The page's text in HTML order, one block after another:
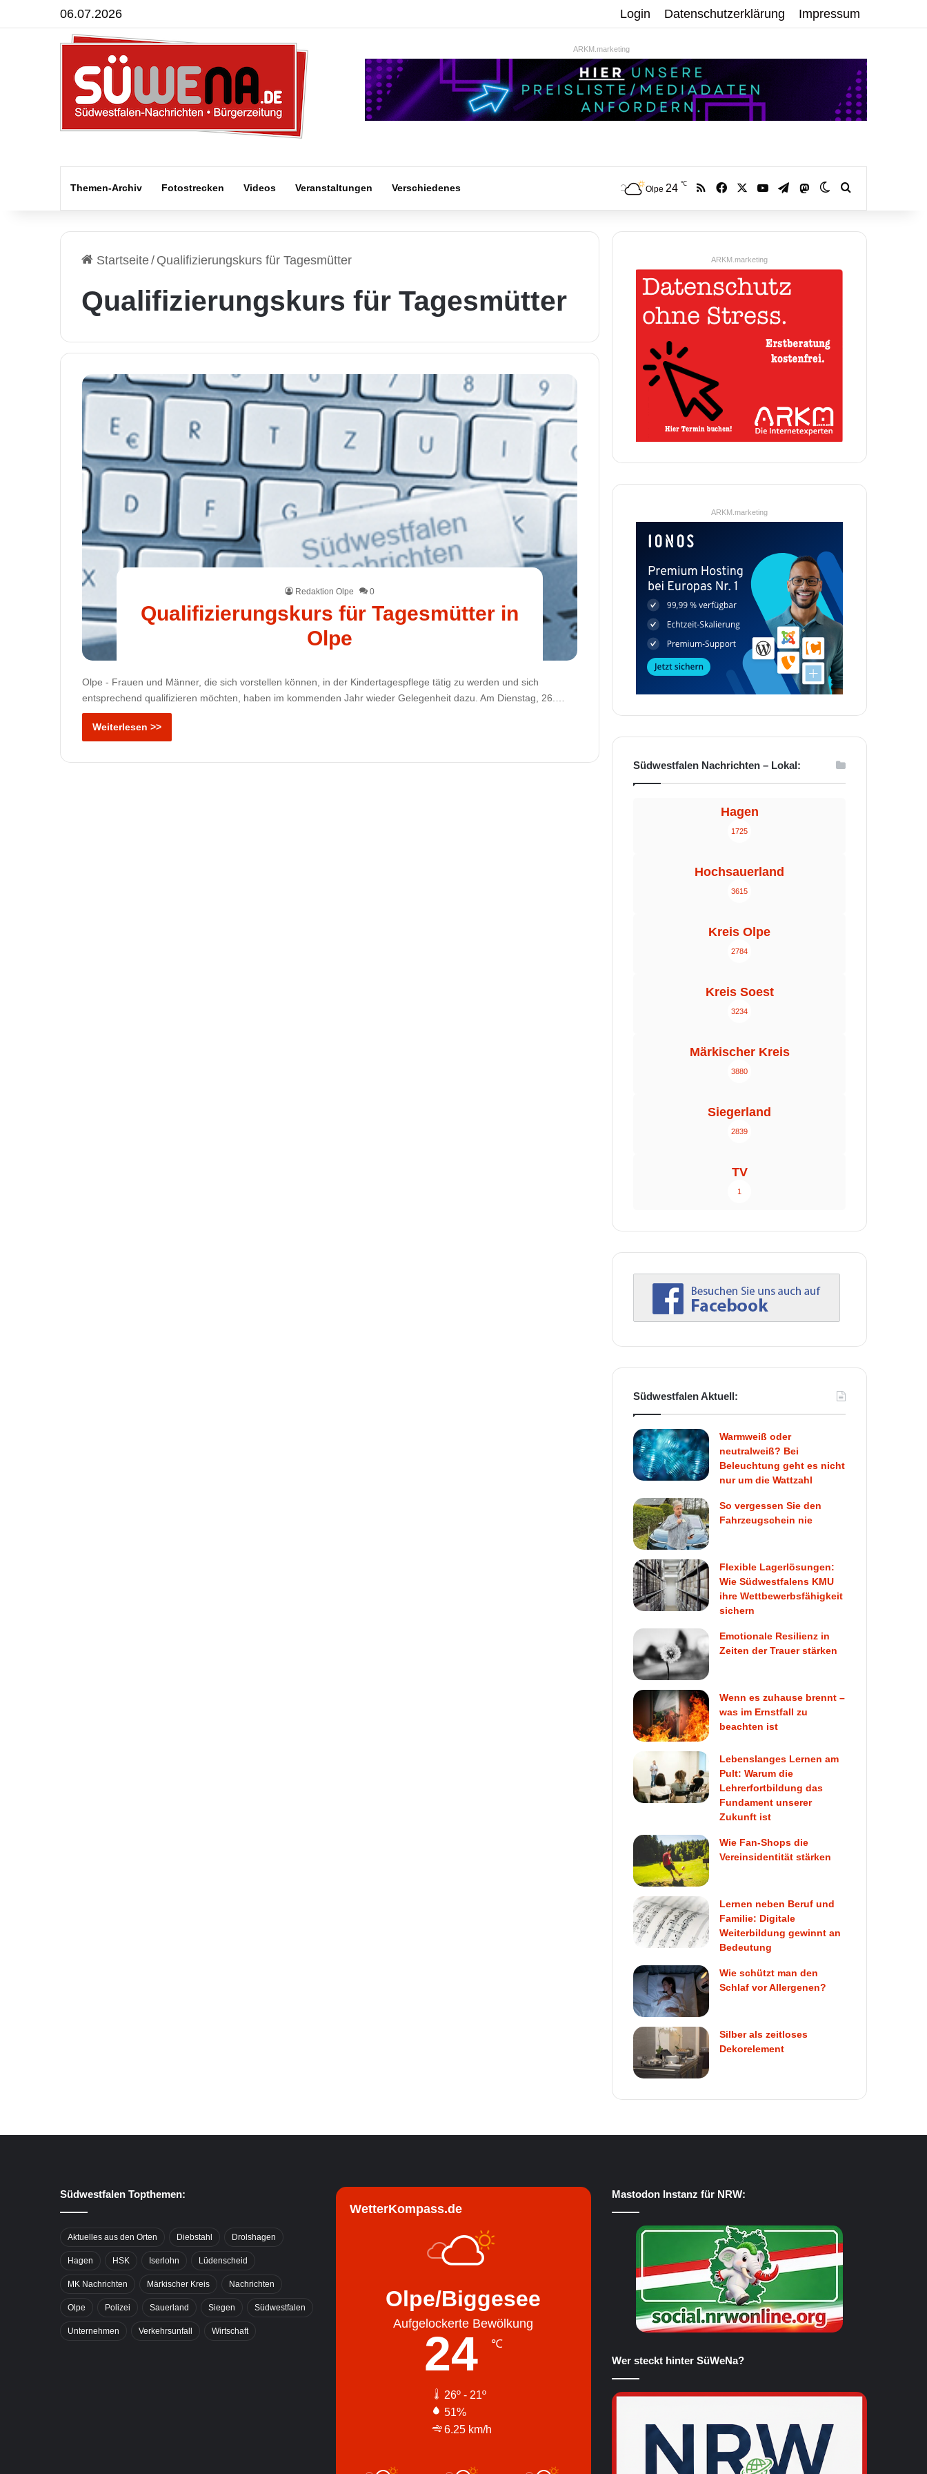
06.07.2026 Login Datenschutzerklärung Impressum
ARKM.marketing
Themen-Archiv Fotostrecken Videos Veranstaltungen Verschiedenes Olpe 24 ℃ RSS Facebook YouTubeTelegramMastodonSkin umschalten
Startseite/ Qualifizierungskurs für Tagesmütter
Qualifizierungskurs für Tagesmütter
Redaktion Olpe 0
Qualifizierungskurs für Tagesmütter in
Olpe
Olpe - Frauen und Männer, die sich vorstellen können, in der Kindertagespflege tätig zu werden und sich
entsprechend qualifizieren möchten, haben im kommenden Jahr wieder Gelegenheit dazu. Am Dienstag, 26.…
Weiterlesen >>
ARKM.marketing
ARKM.marketing
Südwestfalen Nachrichten – Lokal:
Hagen
1725
Hochsauerland
3615
Kreis Olpe
2784
Kreis Soest
3234
Märkischer Kreis
3880
Siegerland
2839
TV
1
Südwestfalen Aktuell:
Warmweiß oder
neutralweiß? Bei
Beleuchtung geht es nicht
nur um die Wattzahl
So vergessen Sie den
Fahrzeugschein nie
Flexible Lagerlösungen:
Wie Südwestfalens KMU
ihre Wettbewerbsfähigkeit
sichern
Emotionale Resilienz in
Zeiten der Trauer stärken
Wenn es zuhause brennt –
was im Ernstfall zu
beachten ist
Lebenslanges Lernen am
Pult: Warum die
Lehrerfortbildung das
Fundament unserer
Zukunft ist
Wie Fan-Shops die
Vereinsidentität stärken
Lernen neben Beruf und
Familie: Digitale
Weiterbildung gewinnt an
Bedeutung
Wie schützt man den
Schlaf vor Allergenen?
Silber als zeitloses
Dekorelement
Südwestfalen Topthemen:
Aktuelles aus den Orten Diebstahl Drolshagen
Hagen HSK Iserlohn Lüdenscheid
MK Nachrichten Märkischer Kreis Nachrichten
Olpe Polizei Sauerland Siegen Südwestfalen
Unternehmen Verkehrsunfall Wirtschaft
WetterKompass.de
Olpe/Biggesee
Aufgelockerte Bewölkung
24 ℃
26º - 21º
51%
6.25 km/h
Mastodon Instanz für NRW:
Wer steckt hinter SüWeNa?